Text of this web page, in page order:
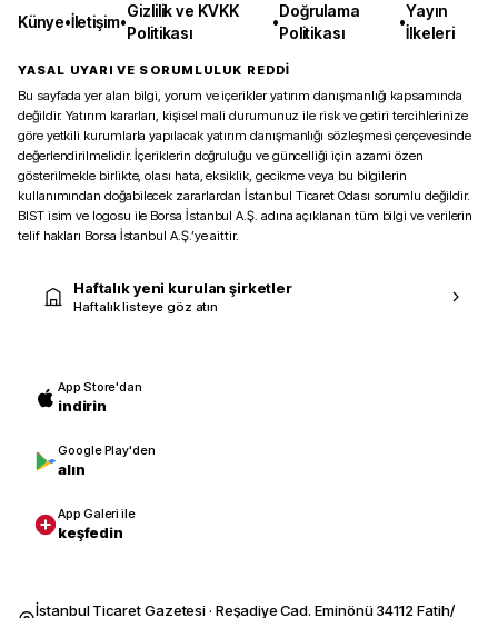
Künye•İletişim•
Gizlilik ve KVKK
Politikası
•
Doğrulama
Politikası
•
Yayın
İlkeleri
YASAL UYARI VE SORUMLULUK REDDİ
Bu sayfada yer alan bilgi, yorum ve içerikler yatırım danışmanlığı kapsamında
değildir. Yatırım kararları, kişisel mali durumunuz ile risk ve getiri tercihlerinize
göre yetkili kurumlarla yapılacak yatırım danışmanlığı sözleşmesi çerçevesinde
değerlendirilmelidir. İçeriklerin doğruluğu ve güncelliği için azami özen
gösterilmekle birlikte, olası hata, eksiklik, gecikme veya bu bilgilerin
kullanımından doğabilecek zararlardan İstanbul Ticaret Odası sorumlu değildir.
BIST isim ve logosu ile Borsa İstanbul A.Ş. adına açıklanan tüm bilgi ve verilerin
telif hakları Borsa İstanbul A.Ş.’ye aittir.
Haftalık yeni kurulan şirketler
Haftalık listeye göz atın
App Store'dan
indirin
Google Play'den
alın
App Galeri ile
keşfedin
İstanbul Ticaret Gazetesi · Reşadiye Cad. Eminönü 34112 Fatih/